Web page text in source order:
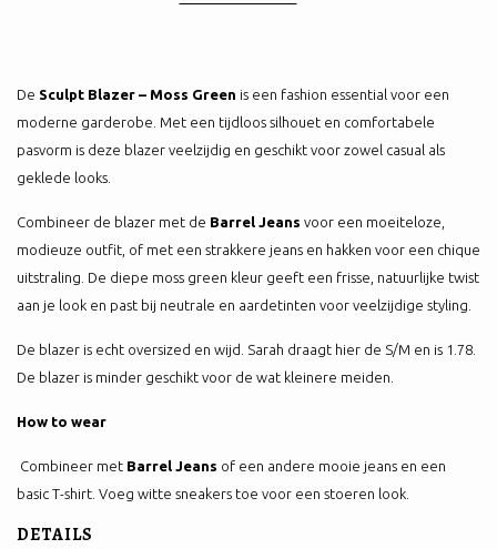
De Sculpt Blazer – Moss Green is een fashion essential voor een
moderne garderobe. Met een tijdloos silhouet en comfortabele
pasvorm is deze blazer veelzijdig en geschikt voor zowel casual als
geklede looks.
Combineer de blazer met de Barrel Jeans voor een moeiteloze,
modieuze outfit, of met een strakkere jeans en hakken voor een chique
uitstraling. De diepe moss green kleur geeft een frisse, natuurlijke twist
aan je look en past bij neutrale en aardetinten voor veelzijdige styling.
De blazer is echt oversized en wijd. Sarah draagt hier de S/M en is 1.78.
De blazer is minder geschikt voor de wat kleinere meiden.
How to wear
Combineer met Barrel Jeans of een andere mooie jeans en een
basic T-shirt. Voeg witte sneakers toe voor een stoeren look.
DETAILS